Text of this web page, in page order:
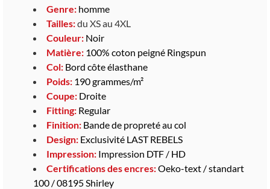
Genre: homme
Tailles:du XS au 4XL
Couleur: Noir
Matière: 100% coton peigné Ringspun
Col: Bord côte élasthane
Poids: 190 grammes/m²
Coupe: Droite
Fitting: Regular
Finition: Bande de propreté au col
Design: Exclusivité LAST REBELS
Impression: Impression DTF / HD
Certifications des encres:Oeko-text / standart
100 / 08195 Shirley